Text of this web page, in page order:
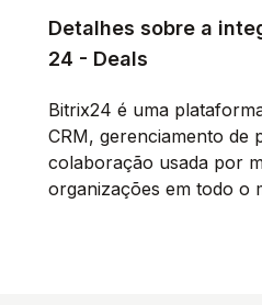
Detalhes sobre a
24 - Deals
Bitrix24 é uma
CRM, gerenciamento de
colaboração usada por
organizações em todo o